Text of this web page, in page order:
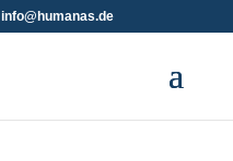
info@humanas.de